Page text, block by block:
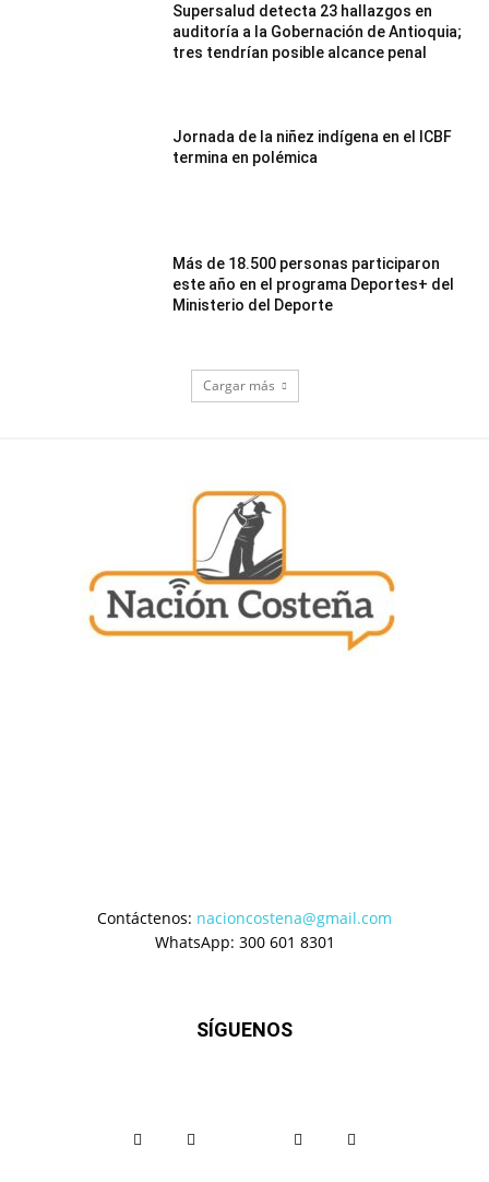
Supersalud detecta 23 hallazgos en
auditoría a la Gobernación de Antioquia;
tres tendrían posible alcance penal
Jornada de la niñez indígena en el ICBF
termina en polémica
Más de 18.500 personas participaron
este año en el programa Deportes+ del
Ministerio del Deporte
Cargar más
Contáctenos: nacioncostena@gmail.com
WhatsApp: 300 601 8301
SÍGUENOS